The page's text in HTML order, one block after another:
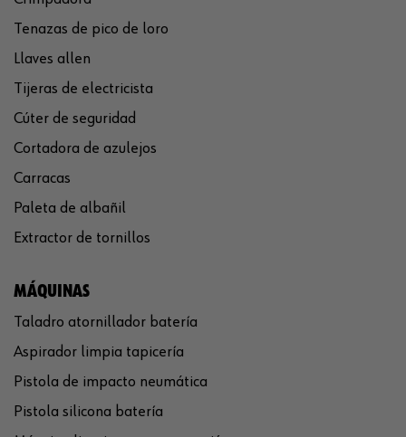
Tenazas de pico de loro
Llaves allen
Tijeras de electricista
Cúter de seguridad
Cortadora de azulejos
Carracas
Paleta de albañil
Extractor de tornillos
MÁQUINAS
Taladro atornillador batería
Aspirador limpia tapicería
Pistola de impacto neumática
Pistola silicona batería